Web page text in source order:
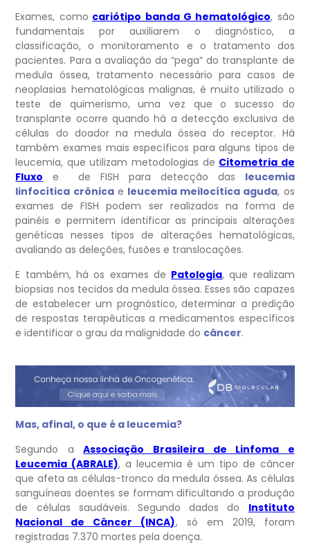
Exames, como cariótipo banda G hematológico, são
fundamentais por auxiliarem o diagnóstico, a
classificação, o monitoramento e o tratamento dos
pacientes. Para a avaliação da “pega” do transplante de
medula óssea, tratamento necessário para casos de
neoplasias hematológicas malignas, é muito utilizado o
teste de quimerismo, uma vez que o sucesso do
transplante ocorre quando há a detecção exclusiva de
células do doador na medula óssea do receptor. Há
também exames mais específicos para alguns tipos de
leucemia, que utilizam metodologias de Citometria de
Fluxo e de FISH para detecção das
leucemia
linfocítica crônicae leucemia meilocítica aguda, os
exames de FISH podem ser realizados na forma de
painéis e permitem identificar as principais alterações
genéticas nesses tipos de alterações hematológicas,
avaliando as deleções, fusões e translocações.
E também, há os exames de Patologia, que realizam
biopsias nos tecidos da medula óssea. Esses são capazes
de estabelecer um prognóstico, determinar a predição
de respostas terapêuticas a medicamentos específicos
e identificar o grau da malignidade do câncer.
Mas, afinal, o que é a leucemia?
Segundo aAssociação Brasileira de Linfoma e
Leucemia (ABRALE), a leucemia é um tipo de câncer
que afeta as células-tronco da medula óssea. As células
sanguíneas doentes se formam dificultando a produção
de células saudáveis. Segundo dados do Instituto
Nacional de Câncer (INCA), só em 2019, foram
registradas 7.370 mortes pela doença.